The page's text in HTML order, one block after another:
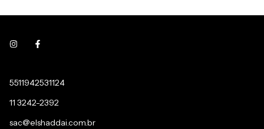
5511942531124
11 3242-2392
sac@elshaddai.com.br